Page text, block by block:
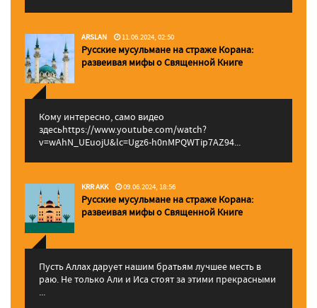
ARSLAN 11.06.2024, 02:50
Русские мусульмане на страже Корана:
pазвеивая мифы о Священной Книге
Кому интересно, само видео
здесьhttps://www.youtube.com/watch?
v=wAhN_UEuojU&lc=Ugz6-h0nMPQWTip7AZ94...
KRR AKK 09.06.2024, 18:56
Русские мусульмане на страже Корана:
pазвеивая мифы о Священной Книге
Пусть Аллах дарует нашим братьям лучшее месть в
раю. Не только Али и Иса стоят за этими прекрасными
...